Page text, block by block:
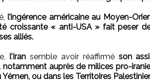
l’ingérence américaine au Moyen-
croissante « anti-USA » fait peser
alliés.
l’Iransemble avoir réaffirmé son
notamment auprès de milices pro-
Yémen, ou dans les Territoires